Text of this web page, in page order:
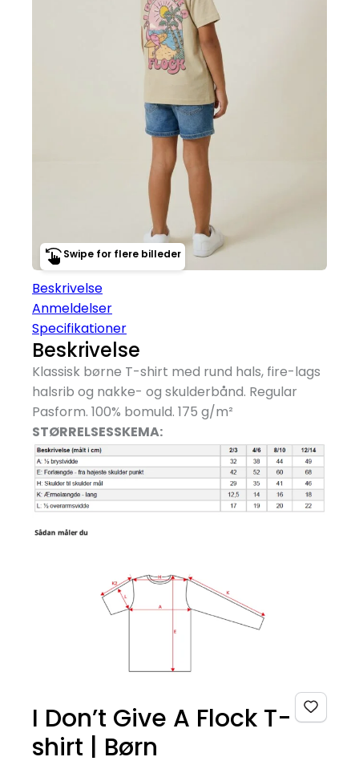
Swipe for flere billeder
Beskrivelse
Anmeldelser
Specifikationer
Beskrivelse
Klassisk børne T-shirt med rund hals, fire-lags
halsrib og nakke- og skulderbånd. Regular
Pasform. 100% bomuld. 175 g/m²
STØRRELSESSKEMA:
I Don’t Give A Flock T-
shirt | Børn